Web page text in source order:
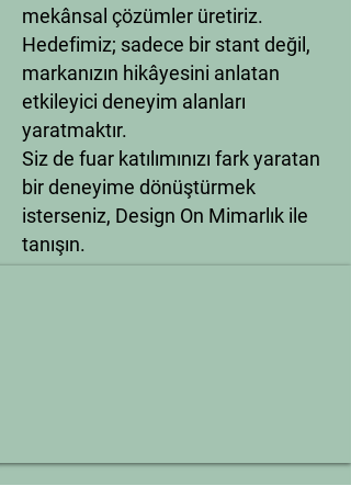
mekânsal çözümler üretiriz.
Hedefimiz; sadece bir stant değil,
markanızın hikâyesini anlatan
etkileyici deneyim alanları
yaratmaktır.
Siz de fuar katılımınızı fark yaratan
bir deneyime dönüştürmek
isterseniz, Design On Mimarlık ile
tanışın.